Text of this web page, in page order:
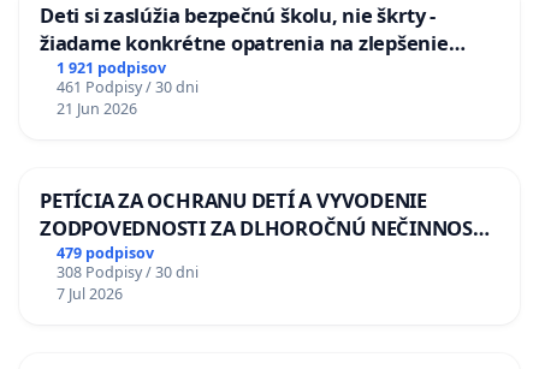
Deti si zaslúžia bezpečnú školu, nie škrty -
žiadame konkrétne opatrenia na zlepšenie
situácie v školstve
1 921 podpisov
461 Podpisy / 30 dni
21 Jun 2026
PETÍCIA ZA OCHRANU DETÍ A VYVODENIE
ZODPOVEDNOSTI ZA DLHOROČNÚ NEČINNOSŤ
A ZLYHANIE ŠTÁTU
479 podpisov
308 Podpisy / 30 dni
7 Jul 2026